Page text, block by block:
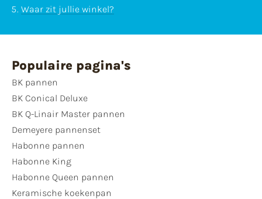
Waar zit jullie winkel?
Populaire pagina's
BK pannen
BK Conical Deluxe
BK Q-Linair Master pannen
Demeyere pannenset
Habonne pannen
Habonne King
Habonne Queen pannen
Keramische koekenpan